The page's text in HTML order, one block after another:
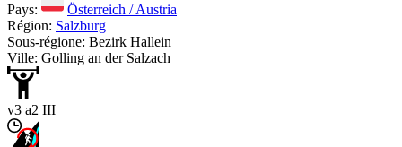
Pays:
Österreich / Austria
Région: Salzburg
Sous-régione: Bezirk Hallein
Ville: Golling an der Salzach
v3 a2 III